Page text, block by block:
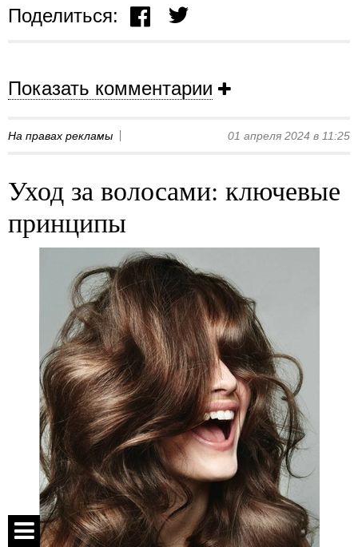
Поделиться:
Показать комментарии
На правах рекламы 01 апреля 2024 в 11:25
Уход за волосами: ключевые
принципы